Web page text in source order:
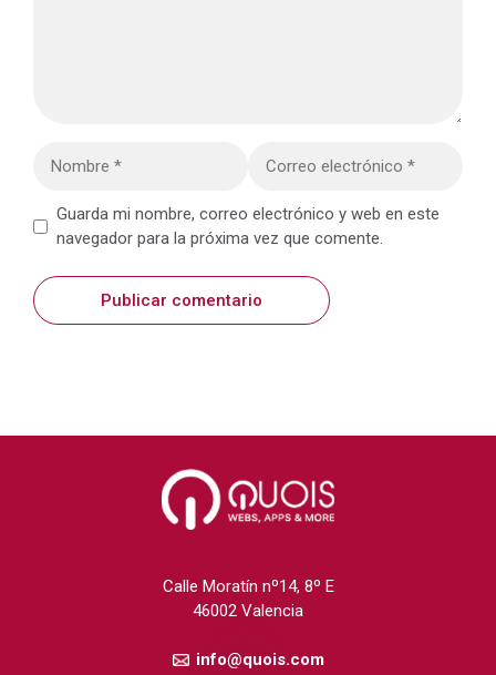
electrónico
WebGuarda mi nombre, correo electrónico y web en este
navegador para la próxima vez que comente.
Calle Moratín nº14, 8º E
46002 Valencia
info@quois.com